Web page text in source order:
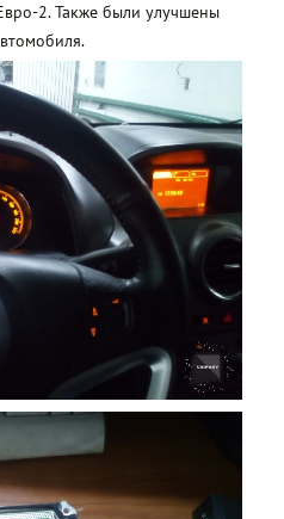
2. Также были улучшены